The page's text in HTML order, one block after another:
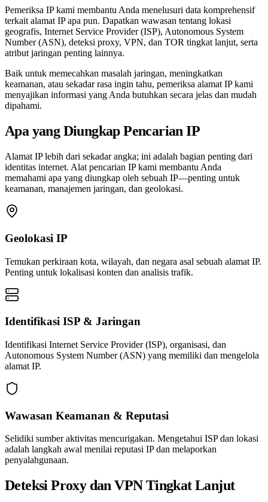
Pemeriksa IP kami membantu Anda menelusuri data komprehensif
terkait alamat IP apa pun. Dapatkan wawasan tentang lokasi
geografis, Internet Service Provider (ISP), Autonomous System
Number (ASN), deteksi proxy, VPN, dan TOR tingkat lanjut, serta
atribut jaringan penting lainnya.
Baik untuk memecahkan masalah jaringan, meningkatkan
keamanan, atau sekadar rasa ingin tahu, pemeriksa alamat IP kami
menyajikan informasi yang Anda butuhkan secara jelas dan mudah
dipahami.
Apa yang Diungkap Pencarian IP
Alamat IP lebih dari sekadar angka; ini adalah bagian penting dari
identitas internet. Alat pencarian IP kami membantu Anda
memahami apa yang diungkap oleh sebuah IP—penting untuk
keamanan, manajemen jaringan, dan geolokasi.
Geolokasi IP
Temukan perkiraan kota, wilayah, dan negara asal sebuah alamat IP.
Penting untuk lokalisasi konten dan analisis trafik.
Identifikasi ISP & Jaringan
Identifikasi Internet Service Provider (ISP), organisasi, dan
Autonomous System Number (ASN) yang memiliki dan mengelola
alamat IP.
Wawasan Keamanan & Reputasi
Selidiki sumber aktivitas mencurigakan. Mengetahui ISP dan lokasi
adalah langkah awal menilai reputasi IP dan melaporkan
penyalahgunaan.
Deteksi Proxy dan VPN Tingkat Lanjut